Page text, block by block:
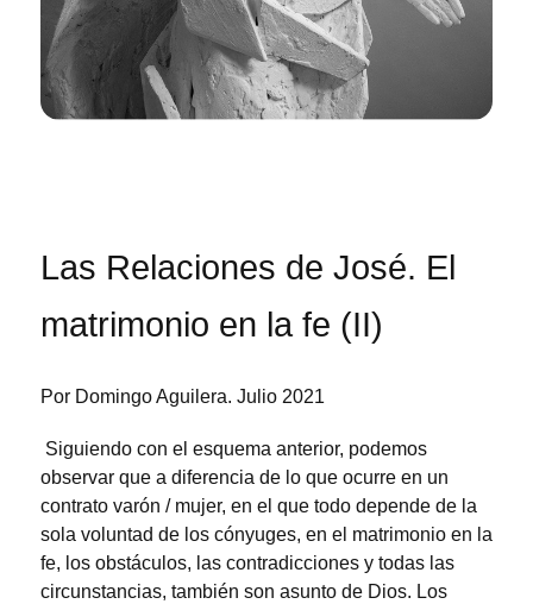
Las Relaciones de José. El
matrimonio en la fe (II)
Por Domingo Aguilera. Julio 2021
Siguiendo con el esquema anterior, podemos
observar que a diferencia de lo que ocurre en un
contrato varón / mujer, en el que todo depende de la
sola voluntad de los cónyuges, en el matrimonio en la
fe, los obstáculos, las contradicciones y todas las
circunstancias, también son asunto de Dios. Los